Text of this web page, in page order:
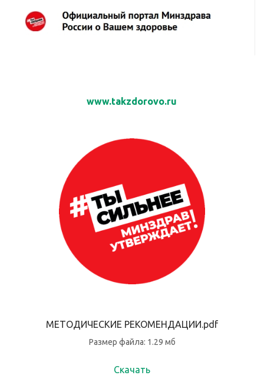
www.takzdorovo.ru
МЕТОДИЧЕСКИЕ РЕКОМЕНДАЦИИ.pdf
Размер файла: 1.29 мб
Скачать